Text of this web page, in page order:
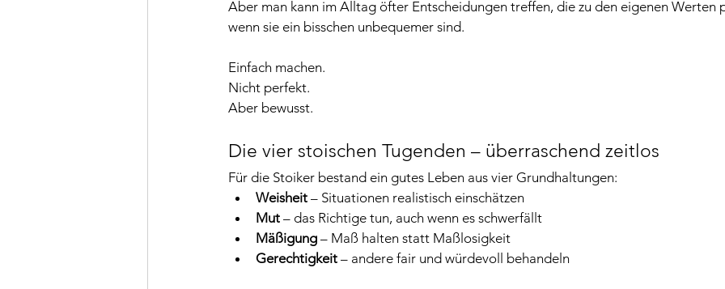
Aber man kann im Alltag öfter Entscheidungen treffen, die zu den eigenen Werten
wenn sie ein bisschen unbequemer sind.
Einfach machen.
Nicht perfekt.
Aber bewusst.
Die vier stoischen Tugenden – überraschend zeitlos
Für die Stoiker bestand ein gutes Leben aus vier Grundhaltungen:
Weisheit – Situationen realistisch einschätzen
Mut – das Richtige tun, auch wenn es schwerfällt
Mäßigung – Maß halten statt Maßlosigkeit
Gerechtigkeit – andere fair und würdevoll behandeln